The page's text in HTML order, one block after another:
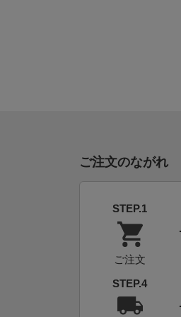
ご注文のながれ
STEP.1
ご注文
STEP.4